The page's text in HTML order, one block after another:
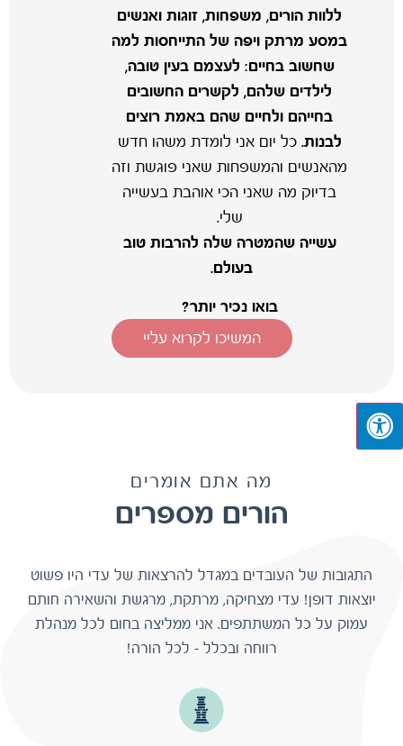
ללוות הורים, משפחות, זוגות ואנשים
במסע מרתק ויפה של התייחסות למה
שחשוב בחיים: לעצמם בעין טובה,
לילדים שלהם, לקשרים החשובים
בחייהם ולחיים שהם באמת רוצים
לבנות. כל יום אני לומדת משהו חדש
מהאנשים והמשפחות שאני פוגשת וזה
בדיוק מה שאני הכי אוהבת בעשייה
שלי.
עשייה שהמטרה שלה להרבות טוב
בעולם.
בואו נכיר יותר?
המשיכו לקרוא עליי
מה אתם אומרים
הורים מספרים
"עדי יקרה, רציתי להגיד שאם לא ילך כמדריכת הורים, תמיד
תוכלי לעבוד במחסני תאורה, כי יש לך את היכולת להאיר
את הדרך שנראית חשוכה, לשים זרקור על מה שחשוב,
להחליף סוויצ' (חשיבה) לנו ההורים, להתוות דרך כמו פנס
קרן כהן